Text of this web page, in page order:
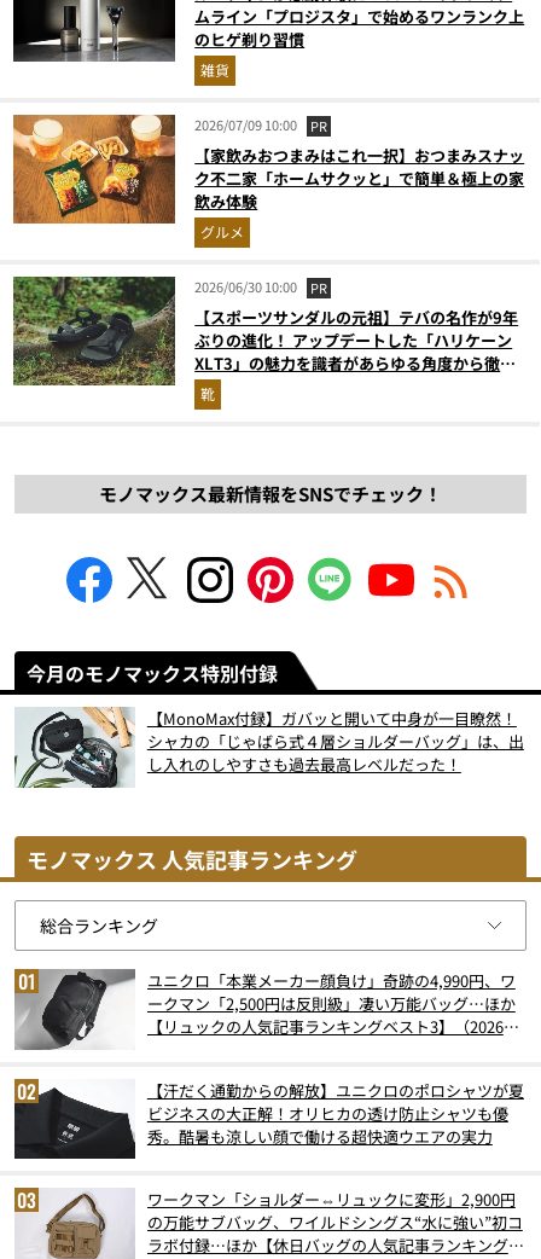
ムライン「プロジスタ」で始めるワンランク上
のヒゲ剃り習慣
雑貨
2026/07/09 10:00 PR
【家飲みおつまみはこれ一択】おつまみスナッ
ク不二家「ホームサクッと」で簡単＆極上の家
飲み体験
グルメ
2026/06/30 10:00 PR
【スポーツサンダルの元祖】テバの名作が9年
ぶりの進化！ アップデートした「ハリケーン
XLT3」の魅力を識者があらゆる角度から徹底
解説！
靴
モノマックス最新情報をSNSでチェック！
今月のモノマックス特別付録
【MonoMax付録】ガバッと開いて中身が一目瞭然！
シャカの「じゃばら式４層ショルダーバッグ」は、出
し入れのしやすさも過去最高レベルだった！
モノマックス 人気記事ランキング
ユニクロ「本業メーカー顔負け」奇跡の4,990円、ワ
ークマン「2,500円は反則級」凄い万能バッグ…ほか
【リュックの人気記事ランキングベスト3】（2026年
【汗だく通勤からの解放】ユニクロのポロシャツが夏
ビジネスの大正解！オリヒカの透け防止シャツも優
秀。酷暑も涼しい顔で働ける超快適ウエアの実力
ワークマン「ショルダー⇔リュックに変形」2,900円
の万能サブバッグ、ワイルドシングス“水に強い”初コ
ラボ付録…ほか【休日バッグの人気記事ランキングベ